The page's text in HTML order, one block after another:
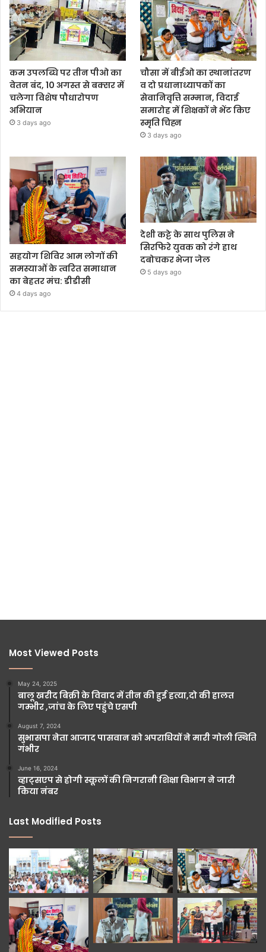
कम उपलब्धि पर तीन पीओ का
वेतन बंद, 10 अगस्त से बक्सर में
चलेगा विशेष पौधारोपण
अभियान
3 days ago
चौसा में बीईओ का स्थानांतरण
व दो प्रधानाध्यापकों का
सेवानिवृत्ति सम्मान, विदाई
समारोह में शिक्षकों ने भेंट किए
स्मृति चिह्न
3 days ago
सहयोग शिविर आम लोगों की
समस्याओं के त्वरित समाधान
का बेहतर मंच: डीडीसी
4 days ago
देशी कट्टे के साथ पुलिस ने
सिरफिरे युवक को रंगे हाथ
दबोचकर भेजा जेल
5 days ago
Most Viewed Posts
May 24, 2025
बालू खरीद बिक्री के विवाद में तीन की हुई हत्या,दो की हालत
गम्भीर ,जांच के लिए पहुंचे एसपी
August 7, 2024
सुभासपा नेता आजाद पासवान को अपराधियों ने मारी गोली स्थिति
गंभीर
June 16, 2024
व्हाट्सएप से होगी स्कूलों की निगरानी शिक्षा विभाग ने जारी
किया नंबर
Last Modified Posts